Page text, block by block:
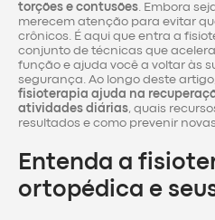
torções e contusões . Embora
merecem atenção para evitar
crônicos. É aqui que entra a
conjunto de técnicas que
função e ajuda você a voltar às
segurança. Ao longo deste
fisioterapia ajuda na
atividades diárias, quais
resultados e como prevenir
Entenda a
ortopédica e